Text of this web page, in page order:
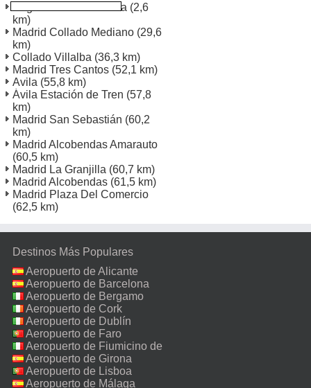
Segovia Industrial Area (2,6
km)
Madrid Collado Mediano (29,6
km)
Collado Villalba (36,3 km)
Madrid Tres Cantos (52,1 km)
Avila (55,8 km)
Ávila Estación de Tren (57,8
km)
Madrid San Sebastián (60,2
km)
Madrid Alcobendas Amarauto
(60,5 km)
Madrid La Granjilla (60,7 km)
Madrid Alcobendas (61,5 km)
Madrid Plaza Del Comercio
(62,5 km)
Destinos Más Populares
Aeropuerto de Alicante
Aeropuerto de Barcelona
Aeropuerto de Bergamo
Aeropuerto de Cork
Aeropuerto de Dublín
Aeropuerto de Faro
Aeropuerto de Fiumicino de
Roma
Aeropuerto de Girona
Aeropuerto de Lisboa
Aeropuerto de Málaga